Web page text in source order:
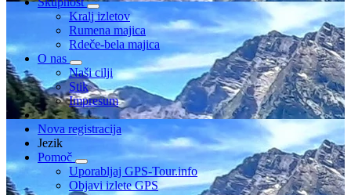
Kralj izletov
Rumena majica
Rdeče-bela majica
O nas
Naši cilji
Stik
Impresum
Nova registracija
Jezik
Pomoč
Uporabljaj GPS-Tour.info
Objavi izlete GPS